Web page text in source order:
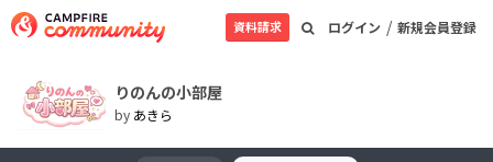
ログイン / 新規会員登録
資料請求
りのんの小部屋
by あきら